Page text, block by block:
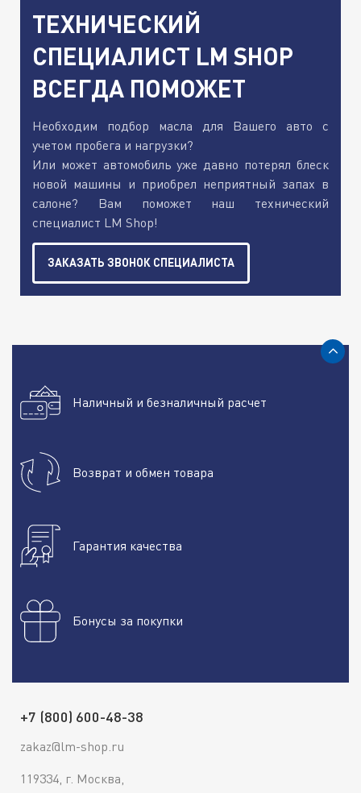
ТЕХНИЧЕСКИЙ
СПЕЦИАЛИСТ LM SHOP
ВСЕГДА ПОМОЖЕТ
Необходим подбор масла для Вашего авто с
учетом пробега и нагрузки?
Или может автомобиль уже давно потерял блеск
новой машины и приобрел неприятный запах в
салоне? Вам поможет наш технический
специалист LM Shop!
ЗАКАЗАТЬ ЗВОНОК СПЕЦИАЛИСТА
Наличный и безналичный расчет
Возврат и обмен товара
Гарантия качества
Бонусы за покупки
+7 (800) 600-48-38
zakaz@lm-shop.ru
119334, г. Москва,